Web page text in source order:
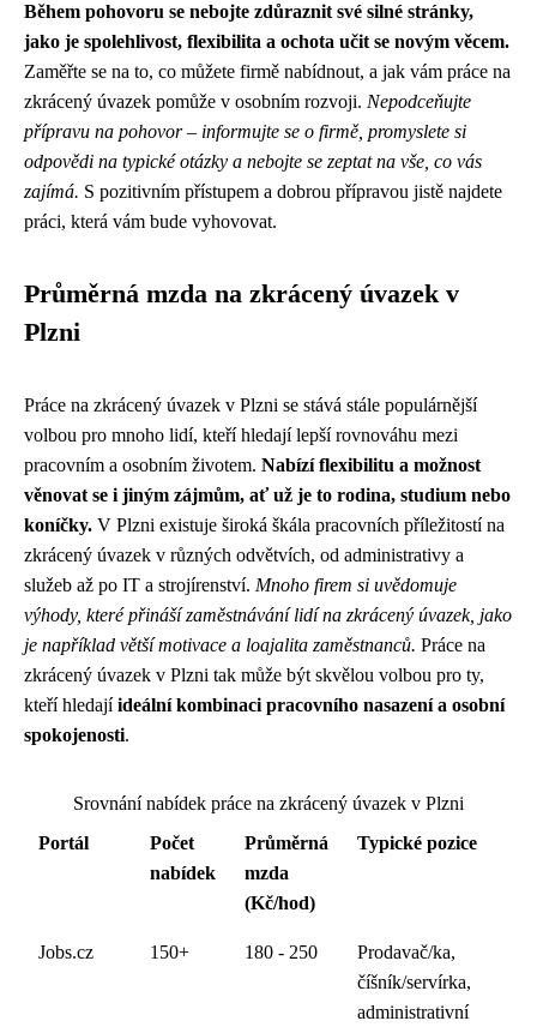
Během pohovoru se nebojte zdůraznit své silné stránky,
jako je spolehlivost, flexibilita a ochota učit se novým věcem.
Zaměřte se na to, co můžete firmě nabídnout, a jak vám práce na
zkrácený úvazek pomůže v osobním rozvoji. Nepodceňujte
přípravu na pohovor – informujte se o firmě, promyslete si
odpovědi na typické otázky a nebojte se zeptat na vše, co vás
zajímá. S pozitivním přístupem a dobrou přípravou jistě najdete
práci, která vám bude vyhovovat.
Průměrná mzda na zkrácený úvazek v
Plzni
Práce na zkrácený úvazek v Plzni se stává stále populárnější
volbou pro mnoho lidí, kteří hledají lepší rovnováhu mezi
pracovním a osobním životem. Nabízí flexibilitu a možnost
věnovat se i jiným zájmům, ať už je to rodina, studium nebo
koníčky. V Plzni existuje široká škála pracovních příležitostí na
zkrácený úvazek v různých odvětvích, od administrativy a
služeb až po IT a strojírenství. Mnoho firem si uvědomuje
výhody, které přináší zaměstnávání lidí na zkrácený úvazek, jako
je například větší motivace a loajalita zaměstnanců. Práce na
zkrácený úvazek v Plzni tak může být skvělou volbou pro ty,
kteří hledajíideální kombinaci pracovního nasazení a osobní
spokojenosti.
Srovnání nabídek práce na zkrácený úvazek v Plzni
Portál
Počet
nabídek
Průměrná
mzda
(Kč/hod)
Typické pozice
Jobs.cz 150+ 180 - 250
Prodavač/ka,
číšník/servírka,
administrativní